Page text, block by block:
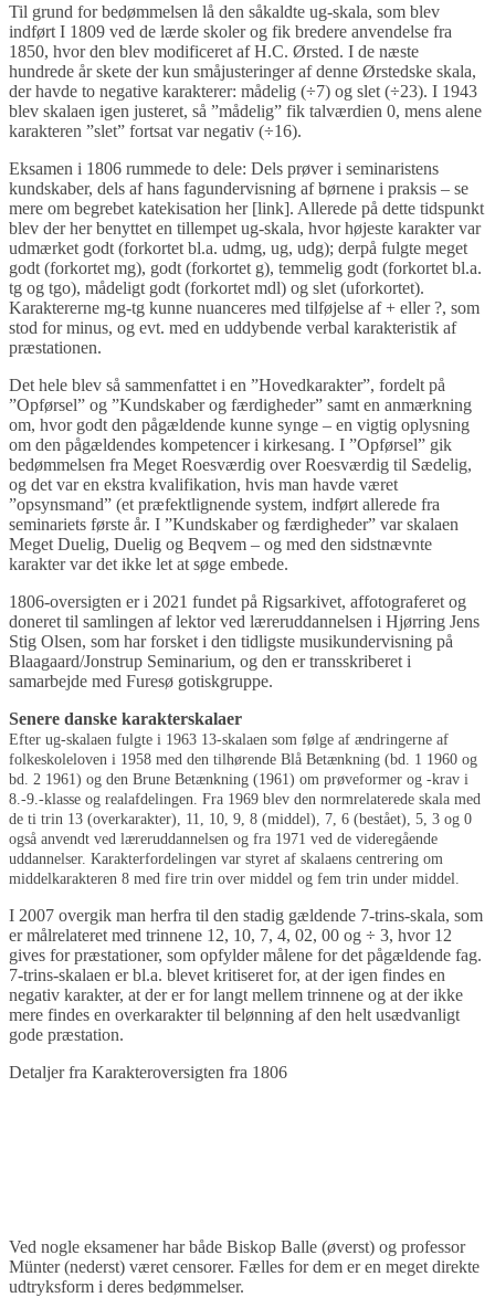
Til grund for bedømmelsen lå den såkaldte ug-skala, som blev
indført I 1809 ved de lærde skoler og fik bredere anvendelse fra
1850, hvor den blev modificeret af H.C. Ørsted. I de næste
hundrede år skete der kun småjusteringer af denne Ørstedske skala,
der havde to negative karakterer: mådelig (÷7) og slet (÷23). I 1943
blev skalaen igen justeret, så ”mådelig” fik talværdien 0, mens alene
karakteren ”slet” fortsat var negativ (÷16).
Eksamen i 1806 rummede to dele: Dels prøver i seminaristens
kundskaber, dels af hans fagundervisning af børnene i praksis – se
mere om begrebet katekisation her [link]. Allerede på dette tidspunkt
blev der her benyttet en tillempet ug-skala, hvor højeste karakter var
udmærket godt (forkortet bl.a. udmg, ug, udg); derpå fulgte meget
godt (forkortet mg), godt (forkortet g), temmelig godt (forkortet bl.a.
tg og tgo), mådeligt godt (forkortet mdl) og slet (uforkortet).
Karaktererne mg-tg kunne nuanceres med tilføjelse af + eller ?, som
stod for minus, og evt. med en uddybende verbal karakteristik af
præstationen.
Det hele blev så sammenfattet i en ”Hovedkarakter”, fordelt på
”Opførsel” og ”Kundskaber og færdigheder” samt en anmærkning
om, hvor godt den pågældende kunne synge – en vigtig oplysning
om den pågældendes kompetencer i kirkesang. I ”Opførsel” gik
bedømmelsen fra Meget Roesværdig over Roesværdig til Sædelig,
og det var en ekstra kvalifikation, hvis man havde været
”opsynsmand” (et præfektlignende system, indført allerede fra
seminariets første år. I ”Kundskaber og færdigheder” var skalaen
Meget Duelig, Duelig og Beqvem – og med den sidstnævnte
karakter var det ikke let at søge embede.
1806-oversigten er i 2021 fundet på Rigsarkivet, affotograferet og
doneret til samlingen af lektor ved læreruddannelsen i Hjørring Jens
Stig Olsen, som har forsket i den tidligste musikundervisning på
Blaagaard/Jonstrup Seminarium, og den er transskriberet i
samarbejde med Furesø gotiskgruppe.
Senere danske karakterskalaer
Efter ug-skalaen fulgte i 1963 13-skalaen som følge af ændringerne af
folkeskoleloven i 1958 med den tilhørende Blå Betænkning (bd. 1 1960 og
bd. 2 1961) og den Brune Betænkning (1961) om prøveformer og -krav i
8.-9.-klasse og realafdelingen. Fra 1969 blev den normrelaterede skala med
de ti trin 13 (overkarakter), 11, 10, 9, 8 (middel), 7, 6 (bestået), 5, 3 og 0
også anvendt ved læreruddannelsen og fra 1971 ved de videregående
uddannelser. Karakterfordelingen var styret af skalaens centrering om
middelkarakteren 8 med fire trin over middel og fem trin under middel.
I 2007 overgik man herfra til den stadig gældende 7-trins-skala, som
er målrelateret med trinnene 12, 10, 7, 4, 02, 00 og ÷ 3, hvor 12
gives for præstationer, som opfylder målene for det pågældende fag.
7-trins-skalaen er bl.a. blevet kritiseret for, at der igen findes en
negativ karakter, at der er for langt mellem trinnene og at der ikke
mere findes en overkarakter til belønning af den helt usædvanligt
gode præstation.
Detaljer fra Karakteroversigten fra 1806
Ved nogle eksamener har både Biskop Balle (øverst) og professor
Münter (nederst) været censorer. Fælles for dem er en meget direkte
udtryksform i deres bedømmelser.